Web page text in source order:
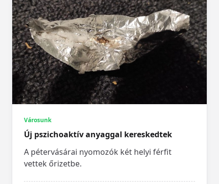
Városunk
Új pszichoaktív anyaggal kereskedtek
A pétervásárai nyomozók két helyi férfit
vettek őrizetbe.